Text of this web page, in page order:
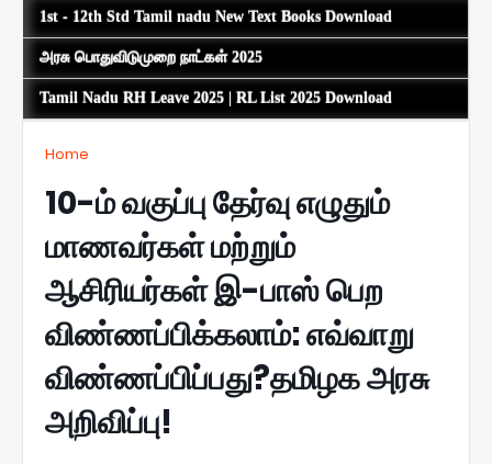
1st - 12th Std Tamil nadu New Text Books Download
அரசு பொதுவிடுமுறை நாட்கள் 2025
Tamil Nadu RH Leave 2025 | RL List 2025 Download
Home
10-ம் வகுப்பு தேர்வு எழுதும்
மாணவர்கள் மற்றும்
ஆசிரியர்கள் இ-பாஸ் பெற
விண்ணப்பிக்கலாம்: எவ்வாறு
விண்ணப்பிப்பது?தமிழக அரசு
அறிவிப்பு!